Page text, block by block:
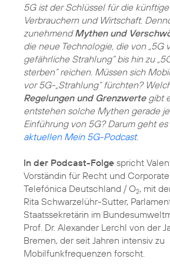
5G ist der Schlüssel für die
Verbrauchern und Wirtschaft.
zunehmendMythen und
die neue Technologie, die von „5G
gefährliche Strahlung“ bis hin zu
sterben“ reichen. Müssen sich
vor 5G-„Strahlung“ fürchten?
Regelungen und Grenzwertegibt
entstehen solche Mythen gerade
Einführung von 5G? Darum geht
aktuellen Mein 5G-Podcast.
In der Podcast-Folge spricht
Vorständin für Recht und
Telefónica Deutschland / O2, mit
Rita Schwarzelühr-Sutter,
Staatssekretärin im
Prof. Dr. Alexander Lerchl von der
Bremen, der seit Jahren intensiv zu
Mobilfunkfrequenzen forscht.